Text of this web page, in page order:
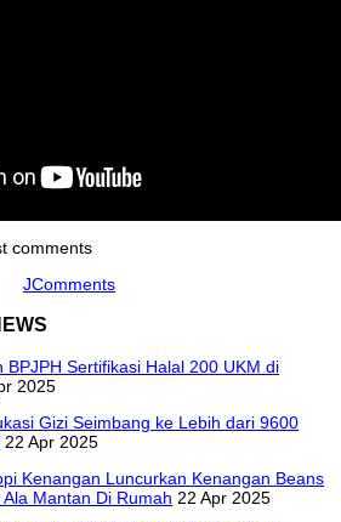
comments
JComments
Sertifikasi Halal 200 UKM di
2025
Gizi Seimbang ke Lebih dari 9600
22 Apr 2025
Kenangan Luncurkan Kenangan Beans
Mantan Di Rumah 22 Apr 2025